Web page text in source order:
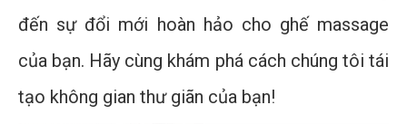
đến sự đổi mới hoàn hảo cho ghế massage
của bạn. Hãy cùng khám phá cách chúng tôi tái
tạo không gian thư giãn của bạn!